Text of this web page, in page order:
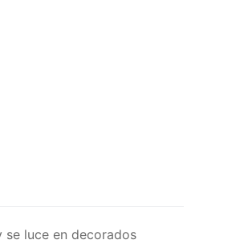
se luce en decorados